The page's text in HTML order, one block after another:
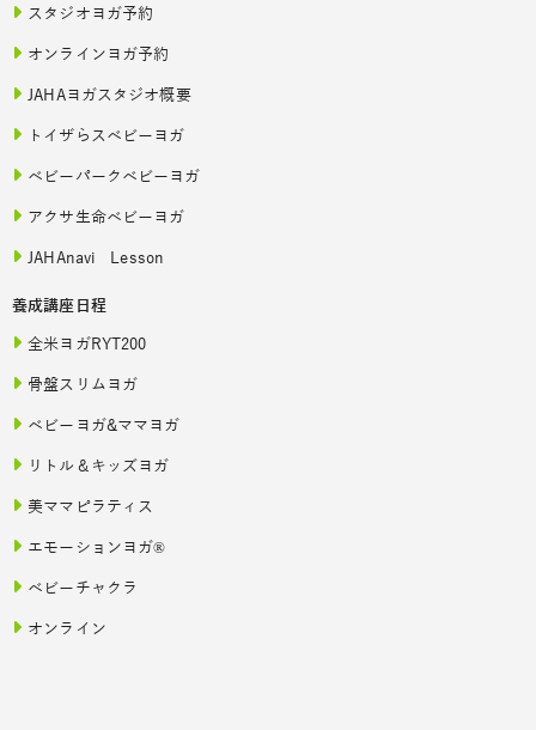
スタジオヨガ予約
オンラインヨガ予約
JAHAヨガスタジオ概要
トイザらスベビーヨガ
ベビーパークベビーヨガ
アクサ生命ベビーヨガ
JAHAnavi Lesson
養成講座日程
全米ヨガRYT200
骨盤スリムヨガ
ベビーヨガ&ママヨガ
リトル＆キッズヨガ
美ママピラティス
エモーションヨガ®
ベビーチャクラ
オンライン